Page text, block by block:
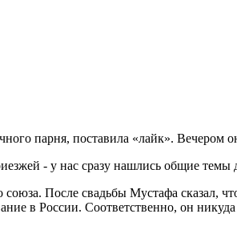
парня, поставила «лайк». Вечером
- у нас сразу нашлись общие темы
После свадьбы Мустафа сказал,
в России. Соответственно, он